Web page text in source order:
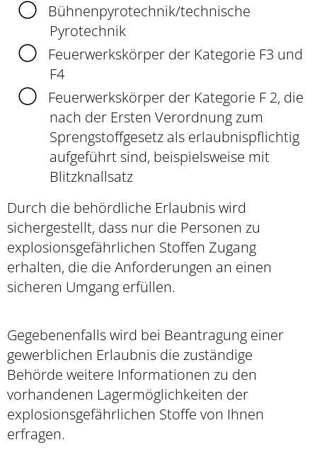
Bühnenpyrotechnik/technische
Pyrotechnik
Feuerwerkskörper der Kategorie F3 und
F4
Feuerwerkskörper der Kategorie F 2, die
nach der Ersten Verordnung zum
Sprengstoffgesetz als erlaubnispflichtig
aufgeführt sind, beispielsweise mit
Blitzknallsatz
Durch die behördliche Erlaubnis wird
sichergestellt, dass nur die Personen zu
explosionsgefährlichen Stoffen Zugang
erhalten, die die Anforderungen an einen
sicheren Umgang erfüllen.
Gegebenenfalls wird bei Beantragung einer
gewerblichen Erlaubnis die zuständige
Behörde weitere Informationen zu den
vorhandenen Lagermöglichkeiten der
explosionsgefährlichen Stoffe von Ihnen
erfragen.